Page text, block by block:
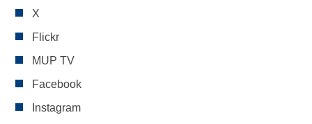
X
Flickr
MUP TV
Facebook
Instagram